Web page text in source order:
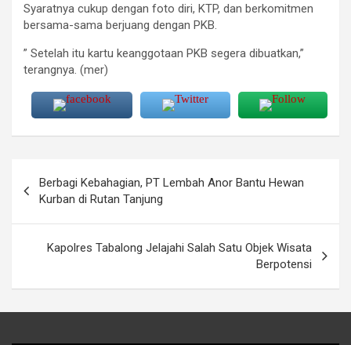
Syaratnya cukup dengan foto diri, KTP, dan berkomitmen
bersama-sama berjuang dengan PKB.
” Setelah itu kartu keanggotaan PKB segera dibuatkan,”
terangnya. (mer)
pos
Berbagi Kebahagian, PT Lembah Anor Bantu Hewan
Kurban di Rutan Tanjung
Kapolres Tabalong Jelajahi Salah Satu Objek Wisata
Berpotensi